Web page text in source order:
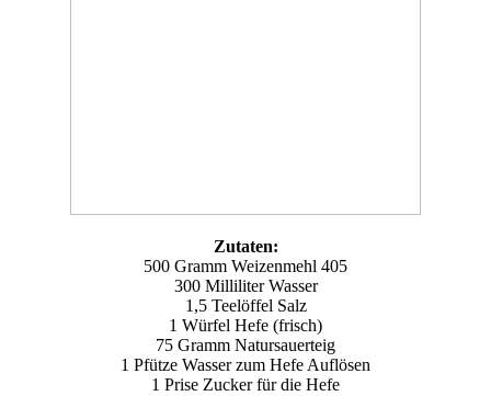
Zutaten:
500 Gramm Weizenmehl 405
300 Milliliter Wasser
1,5 Teelöffel Salz
1 Würfel Hefe (frisch)
75 Gramm Natursauerteig
1 Pfütze Wasser zum Hefe Auflösen
1 Prise Zucker für die Hefe